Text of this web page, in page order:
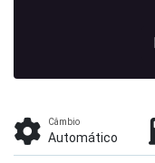
Câmbio
Automático